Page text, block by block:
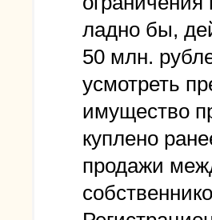
ладно бы,
50 млн.
усмотреть
имущество
куплено
продажи